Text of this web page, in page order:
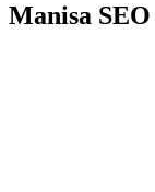
Manisa SEO